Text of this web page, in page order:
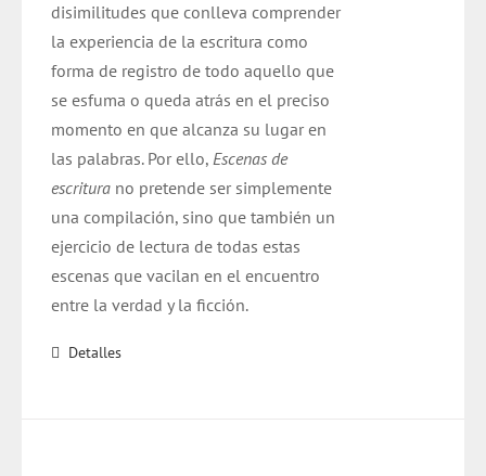
disimilitudes que conlleva comprender
la experiencia de la escritura como
forma de registro de todo aquello que
se esfuma o queda atrás en el preciso
momento en que alcanza su lugar en
las palabras. Por ello,Escenas de
escritura no pretende ser simplemente
una compilación, sino que también un
ejercicio de lectura de todas estas
escenas que vacilan en el encuentro
entre la verdad y la ficción.
Detalles